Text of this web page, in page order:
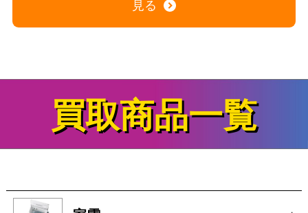
買取商品一覧
家電
時計 +